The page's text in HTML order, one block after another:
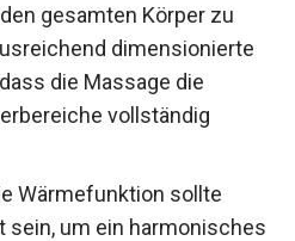
gesamten Körper zu
dimensionierte
die Massage die
vollständig
Wärmefunktion sollte
sein, um ein harmonisches